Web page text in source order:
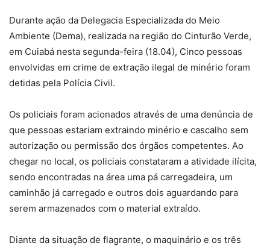
Durante ação da Delegacia Especializada do Meio
Ambiente (Dema), realizada na região do Cinturão Verde,
em Cuiabá nesta segunda-feira (18.04), Cinco pessoas
envolvidas em crime de extração ilegal de minério foram
detidas pela Polícia Civil.
Os policiais foram acionados através de uma denúncia de
que pessoas estariam extraindo minério e cascalho sem
autorização ou permissão dos órgãos competentes. Ao
chegar no local, os policiais constataram a atividade ilícita,
sendo encontradas na área uma pá carregadeira, um
caminhão já carregado e outros dois aguardando para
serem armazenados com o material extraído.
Diante da situação de flagrante, o maquinário e os três